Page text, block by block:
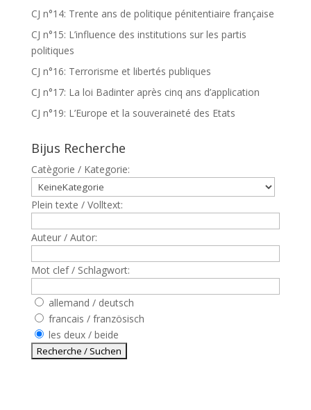
CJ n°14: Trente ans de politique pénitentiaire française
CJ n°15: L’influence des institutions sur les partis
politiques
CJ n°16: Terrorisme et libertés publiques
CJ n°17: La loi Badinter après cinq ans d’application
CJ n°19: L’Europe et la souveraineté des Etats
Bijus Recherche
Catègorie / Kategorie:
Plein texte / Volltext:
Auteur / Autor:
Mot clef / Schlagwort:
allemand / deutsch
francais / französisch
les deux / beide